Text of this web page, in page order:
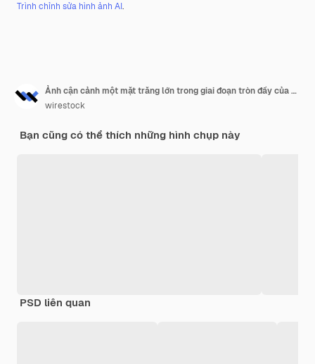
Trình chỉnh sửa hình ảnh AI.
Ảnh cận cảnh một mặt trăng lớn trong giai đoạn tròn đầy của nó với các miệng núi lửa có thể nhìn thấy trên các cạnh của nó
wirestock
Bạn cũng có thể thích những hình chụp này
PSD liên quan